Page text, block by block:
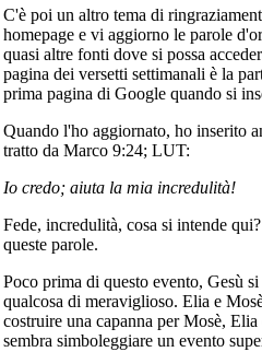
C'è poi un altro tema di
homepage e vi aggiorno le parole
quasi altre fonti dove si possa
pagina dei versetti settimanali è la
prima pagina di Google quando si
Quando l'ho aggiornato, ho inserito
tratto da Marco 9:24; LUT:
Io credo; aiuta la mia incredulità!
Fede, incredulità, cosa si intende
queste parole.
Poco prima di questo evento, Gesù
qualcosa di meraviglioso. Elia e
costruire una capanna per Mosè,
sembra simboleggiare un evento